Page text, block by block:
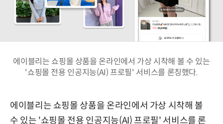
에이블리는 쇼핑몰 상품을 온라인에서 가상 시착해 볼 수 있는
'쇼핑몰 전용 인공지능(AI) 프로필' 서비스를 론칭했다.
에이블리는 쇼핑몰 상품을 온라인에서 가상 시착해 볼
수 있는 '쇼핑몰 전용 인공지능(AI) 프로필' 서비스를 론